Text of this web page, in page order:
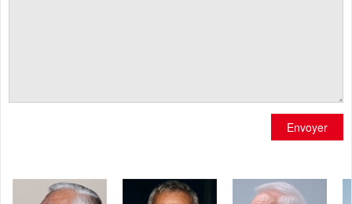
Envoyer